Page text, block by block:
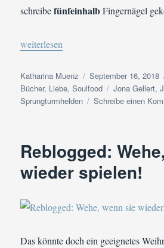
schreibefünfeinhalbFingernägel
„Buchvorstellung | Sprungturmhelden
weiterlesen
Autor
Katharina Muenz
Veröffentlicht
am
September 16, 2018
Bücher, Liebe,Soulfood Schlagwörter
Jona Gellert,
Sprungturmhelden
Schreibe einen
Reblogged:
wieder spielen!
Das könnte doch ein geeignetes